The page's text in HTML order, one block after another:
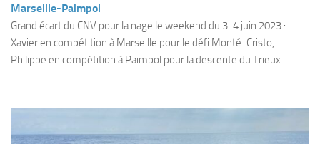
ECOLE DE PLONGEE
Jeune plongeur
Marseille-Paimpol
Grand écart du CNV pour la nage le weekend du 3-4 juin 2023 :
Xavier en compétition à Marseille pour le défi Monté-Cristo,
Philippe en compétition à Paimpol pour la descente du Trieux.